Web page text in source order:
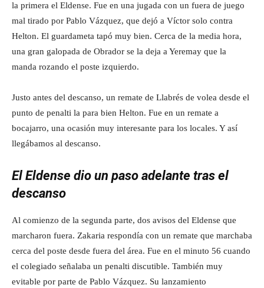
la primera el Eldense. Fue en una jugada con un fuera de juego
mal tirado por Pablo Vázquez, que dejó a Víctor solo contra
Helton. El guardameta tapó muy bien. Cerca de la media hora,
una gran galopada de Obrador se la deja a Yeremay que la
manda rozando el poste izquierdo.
Justo antes del descanso, un remate de Llabrés de volea desde el
punto de penalti la para bien Helton. Fue en un remate a
bocajarro, una ocasión muy interesante para los locales. Y así
llegábamos al descanso.
El Eldense dio un paso adelante tras el
descanso
Al comienzo de la segunda parte, dos avisos del Eldense que
marcharon fuera. Zakaria respondía con un remate que marchaba
cerca del poste desde fuera del área. Fue en el minuto 56 cuando
el colegiado señalaba un penalti discutible. También muy
evitable por parte de Pablo Vázquez. Su lanzamiento